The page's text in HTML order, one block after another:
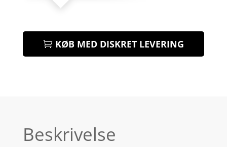
KØB MED DISKRET LEVERING
Beskrivelse